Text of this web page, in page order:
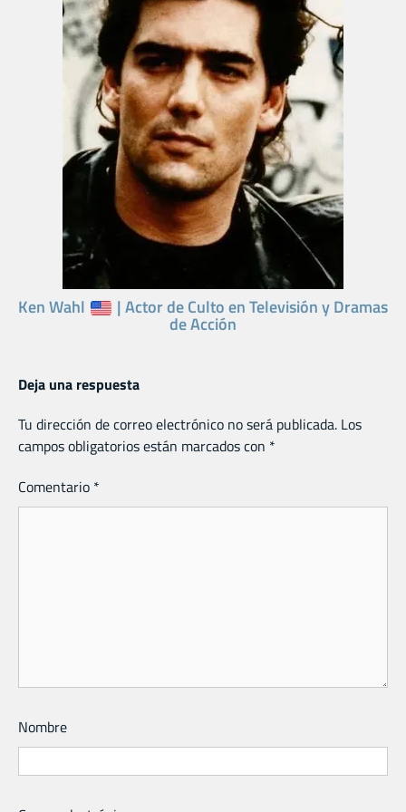
Ken Wahl | Actor de Culto en Televisión y Dramas
de Acción
Deja una respuesta
Tu dirección de correo electrónico no será publicada. Los
campos obligatorios están marcados con *
Comentario *
Nombre